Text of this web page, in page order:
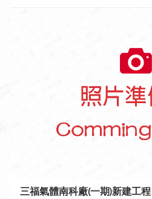
三福氣體南科廠(一期)新建工程